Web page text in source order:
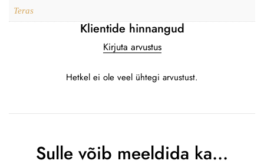
Teras
Klientide hinnangud
Kirjuta arvustus
Hetkel ei ole veel ühtegi arvustust.
Sulle võib meeldida ka…